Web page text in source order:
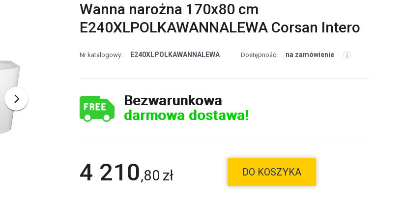
Wanna narożna 170x80 cm
E240XLPOLKAWANNALEWA Corsan Intero
Nr katalogowy: E240XLPOLKAWANNALEWA Dostępność: na zamówienie
Bezwarunkowa
darmowa dostawa!
4 210,80 zł DO KOSZYKA